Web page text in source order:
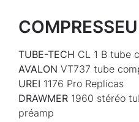
TUBE-TECH CL 1 B tube
AVALON VT737 tube
UREI 1176 Pro Replicas
DRAWMER 1960 stéréo
préamp